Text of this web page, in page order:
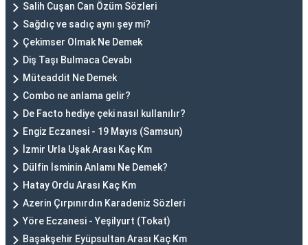
Salih Cuşan Can Özüm Sözleri
Sağdıç ve sadıç aynı şey mi?
Çekimser Olmak Ne Demek
Diş Taşı Bulmaca Cevabı
Müteaddit Ne Demek
Combo ne anlama gelir?
De Facto hediye çeki nasıl kullanılır?
Engiz Eczanesi - 19 Mayıs (Samsun)
İzmir Urla Uşak Arası Kaç Km
Dülfin İsminin Anlamı Ne Demek?
Hatay Ordu Arası Kaç Km
Azerin Çırpınırdın Karadeniz Sözleri
Yöre Eczanesi - Yeşilyurt (Tokat)
Başakşehir Eyüpsultan Arası Kaç Km